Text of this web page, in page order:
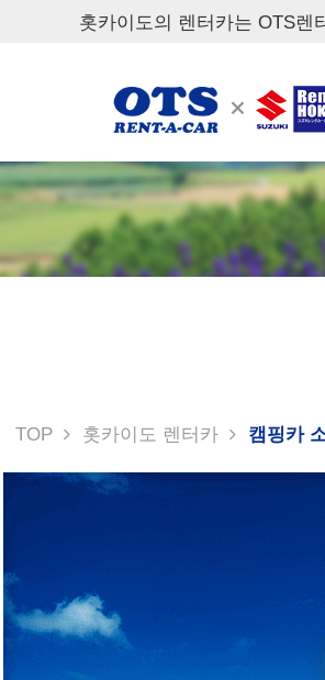
홋카이도의 렌터카는 OTS렌
TOP 홋카이도 렌터카 캠핑카